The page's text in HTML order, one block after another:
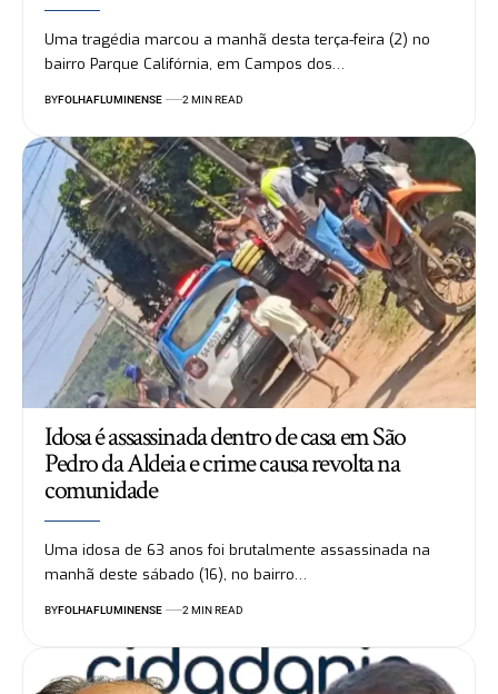
Uma tragédia marcou a manhã desta terça-feira (2) no
bairro Parque Califórnia, em Campos dos…
BYFOLHAFLUMINENSE 2 MIN READ
Idosa é assassinada dentro de casa em São
Pedro da Aldeia e crime causa revolta na
comunidade
Uma idosa de 63 anos foi brutalmente assassinada na
manhã deste sábado (16), no bairro…
BYFOLHAFLUMINENSE 2 MIN READ